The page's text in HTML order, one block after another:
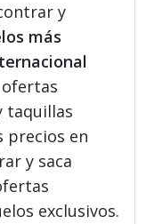
y
más
ofertas
taquillas
precios en
y saca
exclusivos.